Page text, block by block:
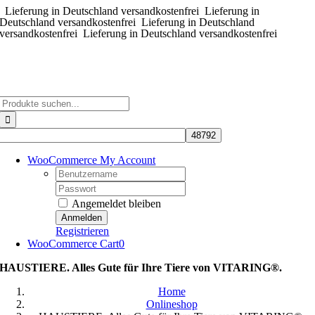
Zum
Inhalt
springen
Lieferung in Deutschland versandkostenfreiLieferung in
Deutschland versandkostenfrei Lieferung in Deutschland
versandkostenfreiLieferung in Deutschland versandkostenfrei
WooCommerce My Account
Username:
Password:
Angemeldet bleiben
Registrieren
WooCommerce Cart0
HAUSTIERE. Alles Gute für Ihre Tiere von VITARING®.
Home
Onlineshop